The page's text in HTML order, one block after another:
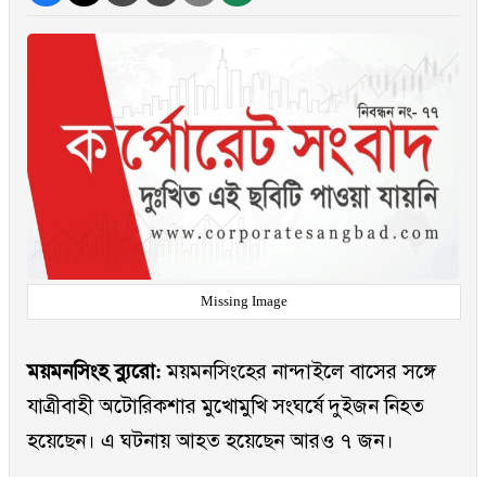
Missing Image
ময়মনসিংহ ব্যুরো:ময়মনসিংহের নান্দাইলে বাসের সঙ্গে
যাত্রীবাহী অটোরিকশার মুখোমুখি সংঘর্ষে দুইজন নিহত
হয়েছেন। এ ঘটনায় আহত হয়েছেন আরও ৭ জন।